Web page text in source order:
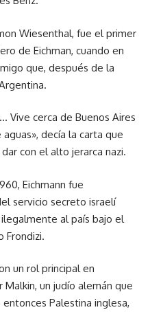
Wiesenthal, fue el primer
de Eichman, cuando en
que, después de la
Vive cerca de Buenos Aires
decía la carta que
con el alto jerarca nazi.
Eichmann fue
servicio secreto israelí
al país bajo el
Frondizi.
un rol principal en
un judío alemán que
entonces Palestina inglesa,